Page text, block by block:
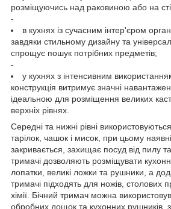
розміщуючись над раковиною або на
-
в кухнях із сучасним інтер'єром
завдяки стильному дизайну та
спрощує пошук потрібних предметів;
-
у кухнях з інтенсивним
конструкція витримує значні
ідеальною для розміщення великих
верхніх рівнях.
Середні та нижні рівні
тарілок, чашок і мисок, при цьому
закривається, захищає посуд від пилу
тримачі дозволяють розміщувати
лопатки, великі ложки та рушники, а
тримачі підходять для ножів, столових
хімії. Бічний тримач можна
обробних дощок та кухонних рушників,